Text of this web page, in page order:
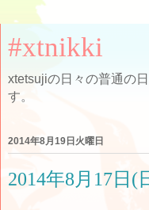
#xtnikki
xtetsujiの日々の普通の
す。
2014年8月19日火曜日
2014年8月17日(